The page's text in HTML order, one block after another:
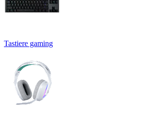
Tastiere gaming